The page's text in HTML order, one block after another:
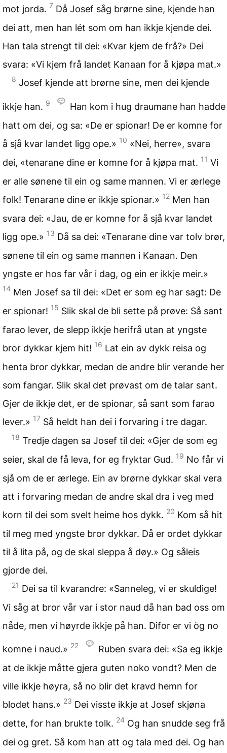
mot jorda. 7 Då Josef såg brørne sine, kjende han
dei att, men han lét som om han ikkje kjende dei.
Han tala strengt til dei: «Kvar kjem de frå?» Dei
svara: «Vi kjem frå landet Kanaan for å kjøpa mat.»
8 Josef kjende att brørne sine, men dei kjende
ikkje han. 9
Han kom i hug draumane han hadde
hatt om dei, og sa: «De er spionar! De er komne for
å sjå kvar landet ligg ope.» 10 «Nei, herre», svara
dei, «tenarane dine er komne for å kjøpa mat. 11 Vi
er alle sønene til ein og same mannen. Vi er ærlege
folk! Tenarane dine er ikkje spionar.» 12 Men han
svara dei: «Jau, de er komne for å sjå kvar landet
ligg ope.» 13 Då sa dei: «Tenarane dine var tolv brør,
sønene til ein og same mannen i Kanaan. Den
yngste er hos far vår i dag, og ein er ikkje meir.»
14 Men Josef sa til dei: «Det er som eg har sagt: De
er spionar! 15 Slik skal de bli sette på prøve: Så sant
farao lever, de slepp ikkje herifrå utan at yngste
bror dykkar kjem hit! 16 Lat ein av dykk reisa og
henta bror dykkar, medan de andre blir verande her
som fangar. Slik skal det prøvast om de talar sant.
Gjer de ikkje det, er de spionar, så sant som farao
lever.» 17 Så heldt han dei i forvaring i tre dagar.
18 Tredje dagen sa Josef til dei: «Gjer de som eg
seier, skal de få leva, for eg fryktar Gud. 19 No får vi
sjå om de er ærlege. Ein av brørne dykkar skal vera
att i forvaring medan de andre skal dra i veg med
korn til dei som svelt heime hos dykk. 20 Kom så hit
til meg med yngste bror dykkar. Då er ordet dykkar
til å lita på, og de skal sleppa å døy.» Og såleis
gjorde dei.
21 Dei sa til kvarandre: «Sanneleg, vi er skuldige!
Vi såg at bror vår var i stor naud då han bad oss om
nåde, men vi høyrde ikkje på han. Difor er vi òg no
komne i naud.» 22
Ruben svara dei: «Sa eg ikkje
at de ikkje måtte gjera guten noko vondt? Men de
ville ikkje høyra, så no blir det kravd hemn for
blodet hans.» 23 Dei visste ikkje at Josef skjøna
dette, for han brukte tolk. 24 Og han snudde seg frå
dei og gret. Så kom han att og tala med dei. Og han